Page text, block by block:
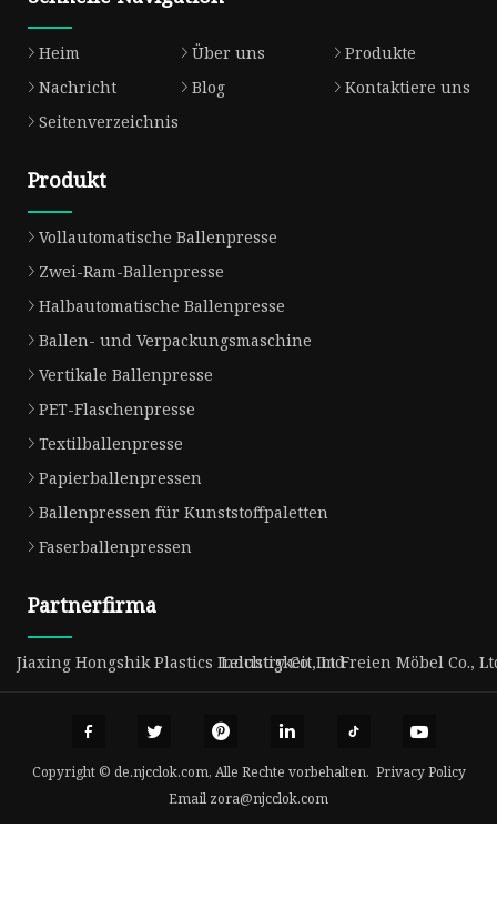
Heim Über uns
Produkte
Nachricht
Blog
Kontaktiere uns
Seitenverzeichnis
Produkt
Vollautomatische Ballenpresse
Zwei-Ram-Ballenpresse
Halbautomatische Ballenpresse
Ballen- und Verpackungsmaschine
Vertikale Ballenpresse
PET-Flaschenpresse
Textilballenpresse
Papierballenpressen
Ballenpressen für Kunststoffpaletten
Faserballenpressen
Partnerfirma
Jiaxing Hongshik Plastics Industry Co., LtdLeichtigkeit Im Freien Möbel Co.,
Copyright © de.njcclok.com, Alle Rechte vorbehalten. Privacy Policy
Email zora@njcclok.com